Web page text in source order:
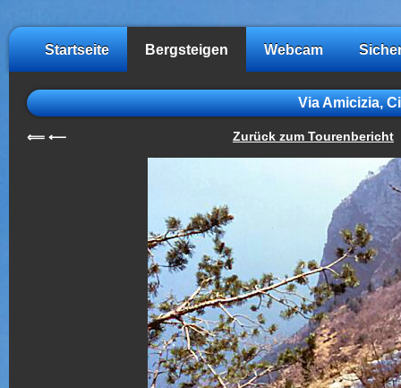
Startseite Bergsteigen Webcam
Via Amicizia,
⟸ ⟵ Zurück zum Tourenbericht